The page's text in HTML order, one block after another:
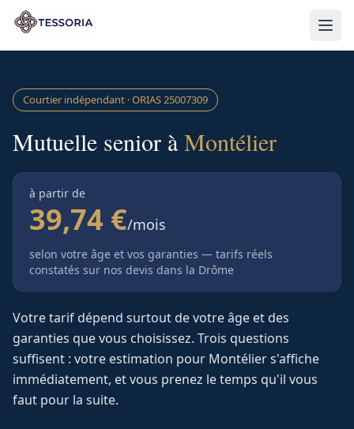
Aller au contenu principal
Courtier indépendant · ORIAS25007309
Mutuelle senior àMontélier
à partir de
39,74 €/mois
selon votre âge et vos garanties — tarifs réels
constatés sur nos devis dans la Drôme
Votre tarif dépend surtout de votre âge et des
garanties que vous choisissez. Trois questions
suffisent : votre estimation pour Montéliers'affiche
immédiatement, et vous prenez le temps qu'il vous
faut pour la suite.